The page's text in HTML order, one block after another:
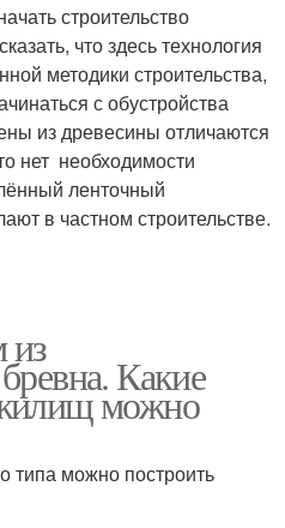
строительство
что здесь технология
методики строительства,
с обустройства
из древесины отличаются
нет необходимости
ленточный
в частном строительстве.
из
Какие
можно
типа можно построить